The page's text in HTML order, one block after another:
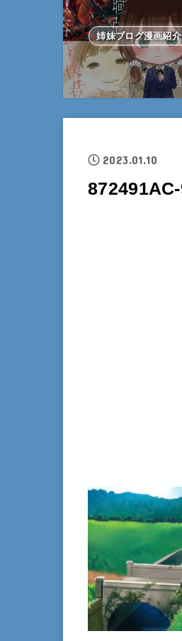
姉妹ブログ漫画紹
2023.01.10